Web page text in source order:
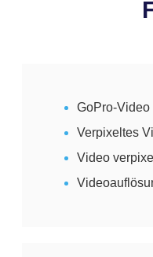
GoPro-
Verpixeltes
Video